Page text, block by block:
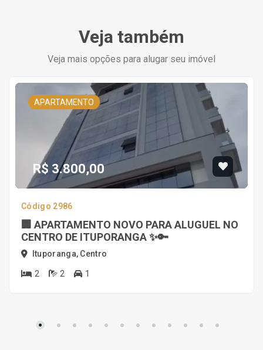
Veja também
Veja mais opções para alugar seu imóvel
APARTAMENTO
R$ 3.800,00
Código 2986
🏢 APARTAMENTO NOVO PARA ALUGUEL NO
CENTRO DE ITUPORANGA ✨🔑
Ituporanga, Centro
2 2 1